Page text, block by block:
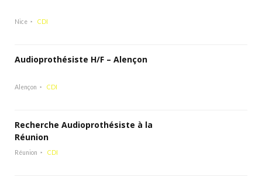
Nice CDI
Audioprothésiste H/F – Alençon
Alençon CDI
Recherche Audioprothésiste à la
Réunion
Réunion CDI